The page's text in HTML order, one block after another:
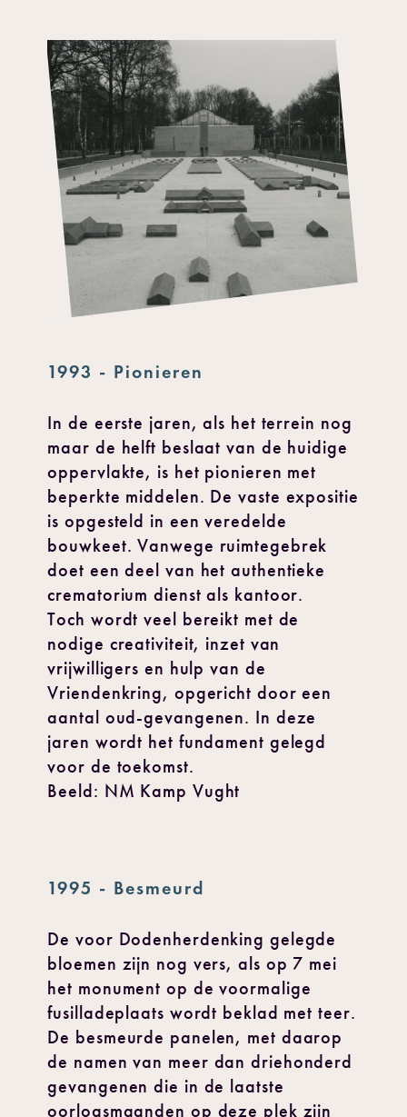
1993 - Pionieren
In de eerste jaren, als het terrein nog
maar de helft beslaat van de huidige
oppervlakte, is het pionieren met
beperkte middelen. De vaste expositie
is opgesteld in een veredelde
bouwkeet. Vanwege ruimtegebrek
doet een deel van het authentieke
crematorium dienst als kantoor.
Toch wordt veel bereikt met de
nodige creativiteit, inzet van
vrijwilligers en hulp van de
Vriendenkring, opgericht door een
aantal oud-gevangenen. In deze
jaren wordt het fundament gelegd
voor de toekomst.
Beeld: NM Kamp Vught
1995 - Besmeurd
De voor Dodenherdenking gelegde
bloemen zijn nog vers, als op 7 mei
het monument op de voormalige
fusilladeplaats wordt beklad met teer.
De besmeurde panelen, met daarop
de namen van meer dan driehonderd
gevangenen die in de laatste
oorlogsmaanden op deze plek zijn